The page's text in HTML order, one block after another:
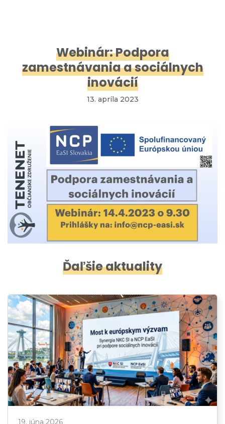
Webinár: Podpora
zamestnávania a sociálnych
inovácií
13. apríla 2023
Ďaľšie aktuality
19. júna 2026